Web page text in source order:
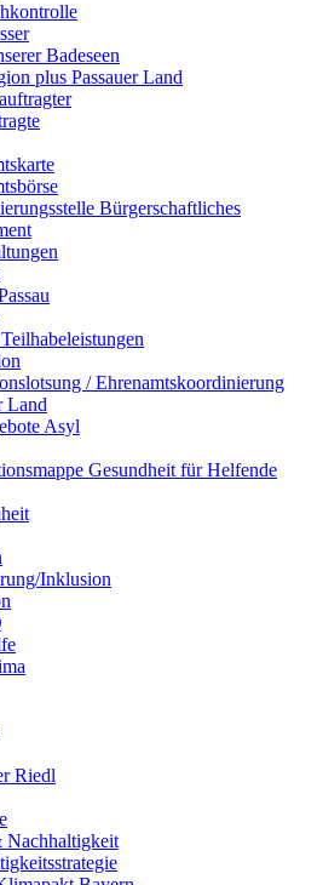
Badeseen
plus Passauer Land
Bürgerschaftliches
/ Ehrenamtskoordinierung
Land
Asyl
Gesundheit für Helfende
Inklusion
Riedl
Nachhaltigkeit